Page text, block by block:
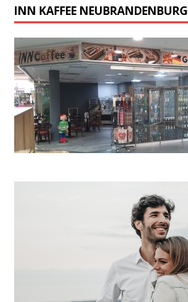
INN KAFFEE NEUBRANDENBURG